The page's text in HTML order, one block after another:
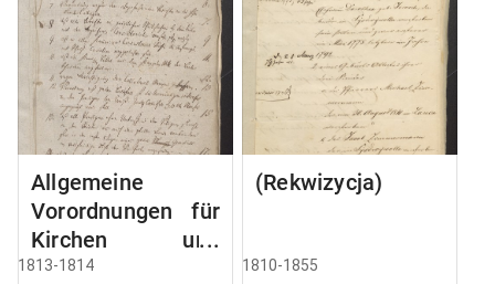
Allgemeine
Vorordnungen für
Kirchen und
Schulen
1813-1814
(Rekwizycja)
1810-1855